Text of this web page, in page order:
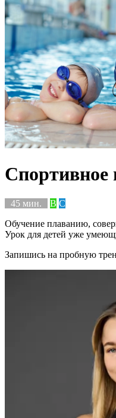
Спортивное
45 мин. B C
Обучение плаванию,
Урок для детей уже
Запишись на пробную